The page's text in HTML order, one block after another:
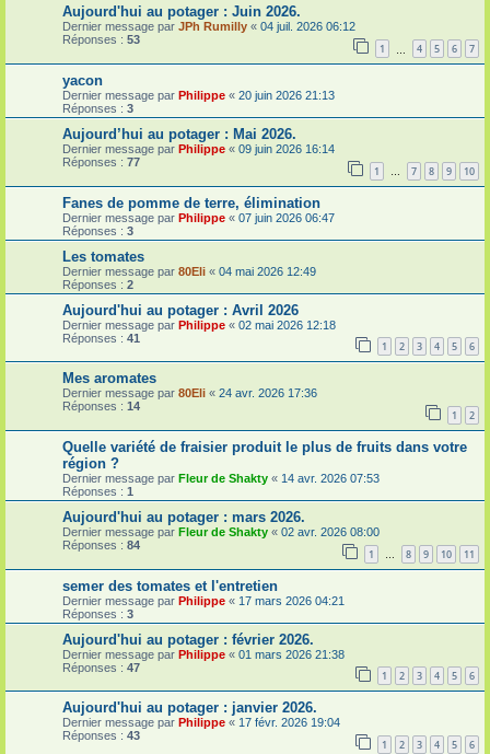
Aujourd'hui au potager : Juin 2026.
Dernier message par JPh Rumilly « 04 juil. 2026 06:12
Réponses : 53
1 4 5 6 7
yacon
Dernier message par Philippe « 20 juin 2026 21:13
Réponses : 3
Aujourd’hui au potager : Mai 2026.
Dernier message par Philippe « 09 juin 2026 16:14
Réponses : 77
1 … 7 8 9 10
Fanes de pomme de terre, élimination
Dernier message par Philippe « 07 juin 2026 06:47
Réponses : 3
Les tomates
Dernier message par 80Eli « 04 mai 2026 12:49
Réponses : 2
Aujourd'hui au potager : Avril 2026
Dernier message par Philippe « 02 mai 2026 12:18
Réponses : 41
1 2 3 4 5 6
Mes aromates
Dernier message par 80Eli « 24 avr. 2026 17:36
Réponses : 14
1 2
Quelle variété de fraisier produit le plus de fruits dans votre
région ?
Dernier message par Fleur de Shakty « 14 avr. 2026 07:53
Réponses : 1
Aujourd'hui au potager : mars 2026.
Dernier message par Fleur de Shakty « 02 avr. 2026 08:00
Réponses : 84
1 … 8 9 10 11
semer des tomates et l'entretien
Dernier message par Philippe « 17 mars 2026 04:21
Réponses : 3
Aujourd'hui au potager : février 2026.
Dernier message par Philippe « 01 mars 2026 21:38
Réponses : 47
1 2 3 4 5 6
Aujourd'hui au potager : janvier 2026.
Dernier message par Philippe « 17 févr. 2026 19:04
Réponses : 43
1 2 3 4 5 6